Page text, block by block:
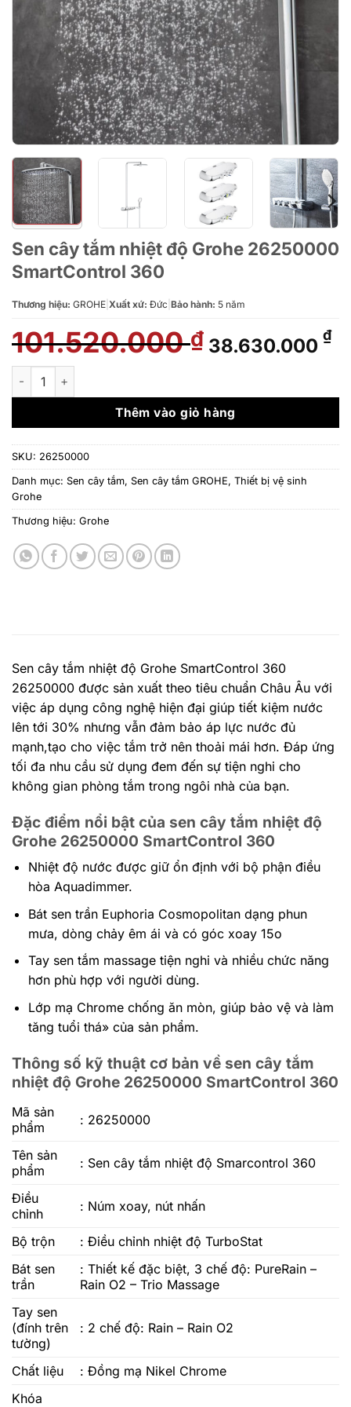
Sen cây tắm nhiệt độ Grohe 26250000
SmartControl 360
Thương hiệu: GROHE Xuất xứ: Đức Bảo hành: 5 năm
101.520.000₫ Giá
gốc
101.520.000 ₫.
38.630.000 ₫
Sen cây tắm nhiệt độ Grohe 26250000 SmartControl 360 số
Thêm vào giỏ hàng
SKU: 26250000
Danh mục: Sen cây tắm, Sen cây tắm GROHE, Thiết bị vệ sinh
Grohe
Thương hiệu: Grohe
Sen cây tắm nhiệt độ Grohe SmartControl 360
26250000 được sản xuất theo tiêu chuẩn Châu Âu với
việc áp dụng công nghệ hiện đại giúp tiết kiệm nước
lên tới 30% nhưng vẫn đảm bảo áp lực nước đủ
mạnh,tạo cho việc tắm trở nên thoải mái hơn. Đáp ứng
tối đa nhu cầu sử dụng đem đến sự tiện nghi cho
không gian phòng tắm trong ngôi nhà của bạn.
Đặc điểm nổi bật của sen cây tắm nhiệt độ
Grohe 26250000 SmartControl 360
Nhiệt độ nước được giữ ổn định với bộ phận điều
hòa Aquadimmer.
Bát sen trần Euphoria Cosmopolitan dạng phun
mưa, dòng chảy êm ái và có góc xoay 15o
Tay sen tắm massage tiện nghi và nhiều chức năng
hơn phù hợp với người dùng.
Lớp mạ Chrome chống ăn mòn, giúp bảo vệ và làm
tăng tuổi thá» của sản phẩm.
Thông số kỹ thuật cơ bản về sen cây tắm
nhiệt độ Grohe 26250000 SmartControl 360
Mã sản
phẩm
: 26250000
Tên sản
phẩm
: Sen cây tắm nhiệt độ Smarcontrol 360
Điều
chỉnh
: Núm xoay, nút nhấn
Bộ trộn
: Điều chỉnh nhiệt độ TurboStat
Bát sen
trần
: Thiết kế đặc biệt, 3 chế độ: PureRain –
Rain O2 – Trio Massage
Tay sen
(đính trên
tường)
: 2 chế độ: Rain – Rain O2
Chất liệu
: Đồng mạ Nikel Chrome
Khóa